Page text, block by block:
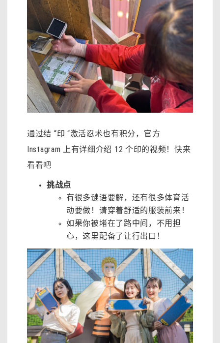
通过结 “印 “激活忍术也有积分，官方
Instagram 上有详细介绍 12 个印的视频！快来
看看吧
挑战点
有很多谜语要解，还有很多体育活
动要做！请穿着舒适的服装前来！
如果你被堵在了路中间，不用担
心，这里配备了让行出口！